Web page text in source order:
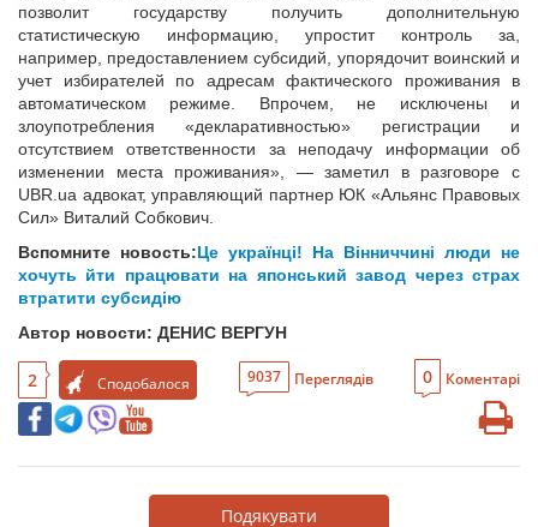
позволит государству получить дополнительную
статистическую информацию, упростит контроль за,
например, предоставлением субсидий, упорядочит воинский и
учет избирателей по адресам фактического проживания в
автоматическом режиме. Впрочем, не исключены и
злоупотребления «декларативностью» регистрации и
отсутствием ответственности за неподачу информации об
изменении места проживания», — заметил в разговоре с
UBR.ua адвокат, управляющий партнер ЮК «Альянс Правовых
Сил» Виталий Собкович.
Вспомните новость:Це українці! На Вінниччині люди не
хочуть йти працювати на японський завод через страх
втратити субсидію
Автор новости: ДЕНИС ВЕРГУН
2 Сподобалося 9037 Переглядів 0 Коментарі
Подякувати